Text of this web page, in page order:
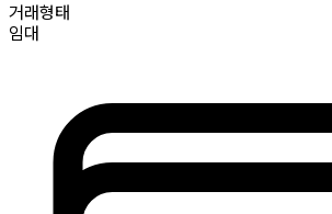
거래형태
임대